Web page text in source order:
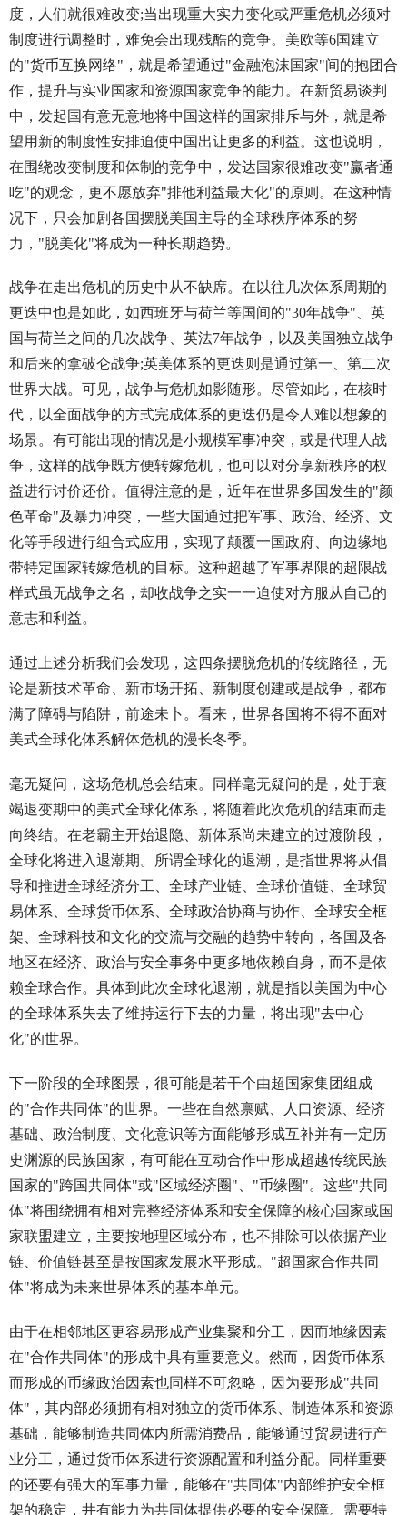
度，人们就很难改变;当出现重大实力变化或严重危机必须对
制度进行调整时，难免会出现残酷的竞争。美欧等6国建立
的"货币互换网络"，就是希望通过"金融泡沫国家"间的抱团合
作，提升与实业国家和资源国家竞争的能力。在新贸易谈判
中，发起国有意无意地将中国这样的国家排斥与外，就是希
望用新的制度性安排迫使中国出让更多的利益。这也说明，
在围绕改变制度和体制的竞争中，发达国家很难改变"赢者通
吃"的观念，更不愿放弃"排他利益最大化"的原则。在这种情
况下，只会加剧各国摆脱美国主导的全球秩序体系的努
力，"脱美化"将成为一种长期趋势。
战争在走出危机的历史中从不缺席。在以往几次体系周期的
更迭中也是如此，如西班牙与荷兰等国间的"30年战争"、英
国与荷兰之间的几次战争、英法7年战争，以及美国独立战争
和后来的拿破仑战争;英美体系的更迭则是通过第一、第二次
世界大战。可见，战争与危机如影随形。尽管如此，在核时
代，以全面战争的方式完成体系的更迭仍是令人难以想象的
场景。有可能出现的情况是小规模军事冲突，或是代理人战
争，这样的战争既方便转嫁危机，也可以对分享新秩序的权
益进行讨价还价。值得注意的是，近年在世界多国发生的"颜
色革命"及暴力冲突，一些大国通过把军事、政治、经济、文
化等手段进行组合式应用，实现了颠覆一国政府、向边缘地
带特定国家转嫁危机的目标。这种超越了军事界限的超限战
样式虽无战争之名，却收战争之实一一迫使对方服从自己的
意志和利益。
通过上述分析我们会发现，这四条摆脱危机的传统路径，无
论是新技术革命、新市场开拓、新制度创建或是战争，都布
满了障碍与陷阱，前途未卜。看来，世界各国将不得不面对
美式全球化体系解体危机的漫长冬季。
毫无疑问，这场危机总会结束。同样毫无疑问的是，处于衰
竭退变期中的美式全球化体系，将随着此次危机的结束而走
向终结。在老霸主开始退隐、新体系尚未建立的过渡阶段，
全球化将进入退潮期。所谓全球化的退潮，是指世界将从倡
导和推进全球经济分工、全球产业链、全球价值链、全球贸
易体系、全球货币体系、全球政治协商与协作、全球安全框
架、全球科技和文化的交流与交融的趋势中转向，各国及各
地区在经济、政治与安全事务中更多地依赖自身，而不是依
赖全球合作。具体到此次全球化退潮，就是指以美国为中心
的全球体系失去了维持运行下去的力量，将出现"去中心
化"的世界。
下一阶段的全球图景，很可能是若干个由超国家集团组成
的"合作共同体"的世界。一些在自然禀赋、人口资源、经济
基础、政治制度、文化意识等方面能够形成互补并有一定历
史渊源的民族国家，有可能在互动合作中形成超越传统民族
国家的"跨国共同体"或"区域经济圈"、"币缘圈"。这些"共同
体"将围绕拥有相对完整经济体系和安全保障的核心国家或国
家联盟建立，主要按地理区域分布，也不排除可以依据产业
链、价值链甚至是按国家发展水平形成。"超国家合作共同
体"将成为未来世界体系的基本单元。
由于在相邻地区更容易形成产业集聚和分工，因而地缘因素
在"合作共同体"的形成中具有重要意义。然而，因货币体系
而形成的币缘政治因素也同样不可忽略，因为要形成"共同
体"，其内部必须拥有相对独立的货币体系、制造体系和资源
基础，能够制造共同体内所需消费品，能够通过贸易进行产
业分工，通过货币体系进行资源配置和利益分配。同样重要
的还要有强大的军事力量，能够在"共同体"内部维护安全框
架的稳定，井有能力为共同体提供必要的安全保障。需要特